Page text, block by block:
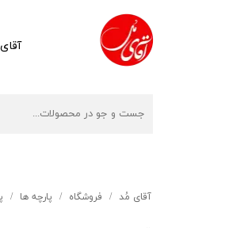
آقای مُد فروشگاه پارچه ها